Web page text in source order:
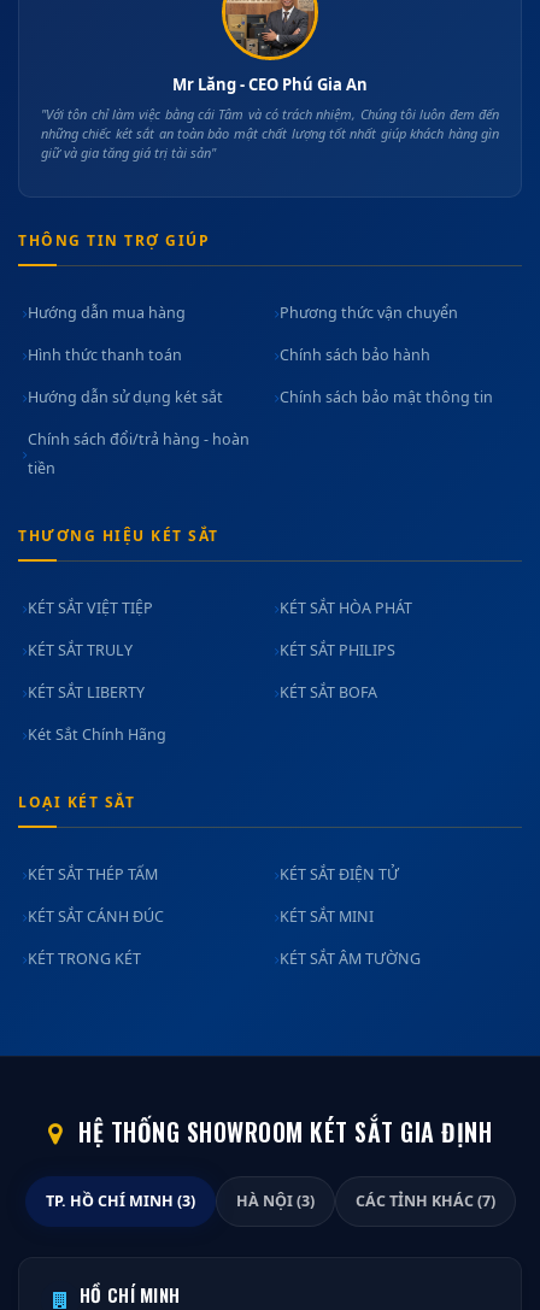
Mr Lăng - CEO Phú Gia An
"Với tôn chỉ làm việc bằng cái Tâm và có trách nhiệm, Chúng tôi luôn đem đến
những chiếc két sắt an toàn bảo mật chất lượng tốt nhất giúp khách hàng gìn
giữ và gia tăng giá trị tài sản"
THÔNG TIN TRỢ GIÚP
Hướng dẫn mua hàng Phương thức vận chuyển
Hình thức thanh toán Chính sách bảo hành
Hướng dẫn sử dụng két sắt Chính sách bảo mật thông tin
Chính sách đổi/trả hàng - hoàn
tiền
THƯƠNG HIỆU KÉT SẮT
KÉT SẮT VIỆT TIỆP KÉT SẮT HÒA PHÁT
KÉT SẮT TRULY KÉT SẮT PHILIPS
KÉT SẮT LIBERTY KÉT SẮT BOFA
Két Sắt Chính Hãng
LOẠI KÉT SẮT
KÉT SẮT THÉP TẤM KÉT SẮT ĐIỆN TỬ
KÉT SẮT CÁNH ĐÚC KÉT SẮT MINI
KÉT TRONG KÉT KÉT SẮT ÂM TƯỜNG
HỆ THỐNG SHOWROOM KÉT SẮT GIA ĐỊNH
TP. HỒ CHÍ MINH (3) HÀ NỘI (3) CÁC TỈNH KHÁC (7)
HỒ CHÍ MINH